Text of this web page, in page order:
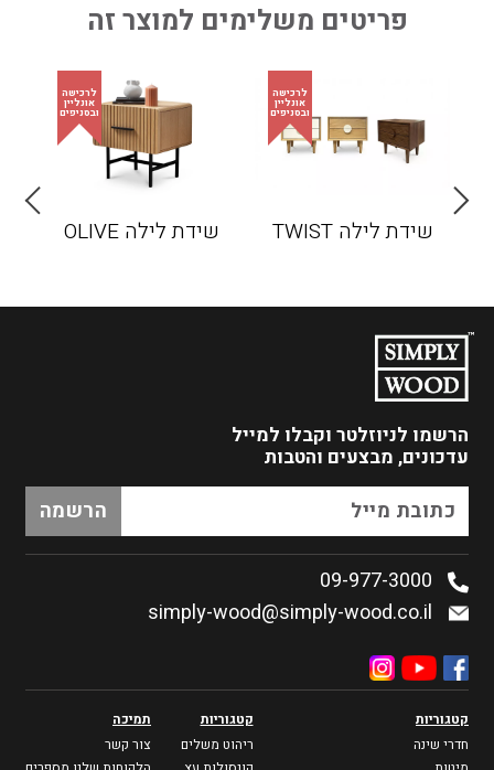
פריטים משלימים למוצר זה
שידת לילה TWIST שידת לילה OLIVE
הרשמו לניוזלטר וקבלו למייל
עדכונים, מבצעים והטבות
09-977-3000
simply-wood@simply-wood.co.il
קטגוריות
חדרי שינה
קטגוריות
ריהוט משלים
תמיכה
צור קשר